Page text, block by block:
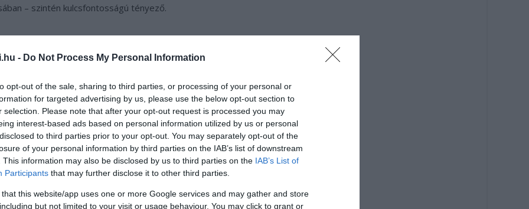
- Do Not Process My Personal Information
opt-out of the sale, sharing to third parties, or processing of your personal or
for targeted advertising by us, please use the below opt-out section to
selection. Please note that after your opt-out request is processed you may
interest-based ads based on personal information utilized by us or personal
to third parties prior to your opt-out. You may separately opt-out of the
of your personal information by third parties on the IAB’s list of downstream
This information may also be disclosed by us to third parties on the IAB’s List of
Participants that may further disclose it to other third parties.
that this website/app uses one or more Google services and may gather and store
but not limited to your visit or usage behaviour. You may click to grant or
– szintén kulcsfontosságú tényező.
nem mindenhol egységes. Magyarországon jelenleg
történik a diagnózis, amely külön kategóriákba
(F84.0), Asperger-szindróma (F84.5) vagy atípusos
alkalmazott DSM-5 rendszer már egységesen
altípusra. A DSM emellett három támogatási szint
támogatási szükségletű csoportokra bontva az
verziója – amelyet Magyarország is várhatóan bevezet a
és nem különíti el az Asperger-szindrómát sem. A
a valósághoz, amelyben az autizmust nem merev
sajátosságai szerint értelmezzük.